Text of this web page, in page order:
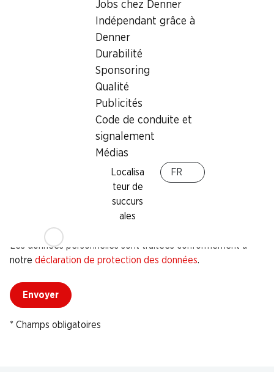
Jobs chez Denner
Indépendant grâce à
Denner
Durabilité
Sponsoring
Qualité
Publicités
Code de conduite et
signalement
Médias
Localisa
teur de
succurs
ales
FR
S'abonner à la newsletter sur les actions
S'abonner à la newsletter sur le vin
Les données personnelles sont traitées conformément à
notre déclaration de protection des données.
Envoyer
* Champs obligatoires